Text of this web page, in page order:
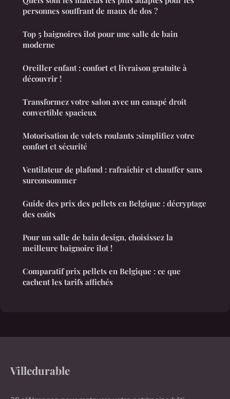
personnes souffrant de maux de dos ?
Top 5 baignoires îlot pour une salle de bain
moderne
Oreiller enfant : confort et livraison gratuite à
découvrir !
Transformez votre salon avec un canapé droit
convertible spacieux
Motorisation de volets roulants :simplifiez votre
confort et sécurité
Ventilateur de plafond : rafraîchir et chauffer sans
surconsommer
Guide des prix des pellets en Belgique : décryptage
des coûts
Pour un salle de bain design, choisissez la
meilleure baignoire îlot !
Comparatif prix pellets en Belgique : ce que
cachent les tarifs affichés
Villedurable